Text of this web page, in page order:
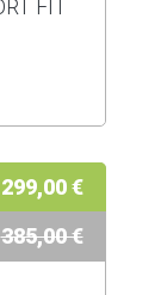
FIT
299,00 €
385,00 €